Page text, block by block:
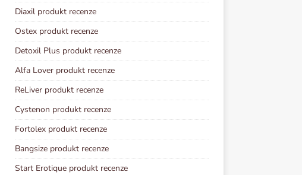
Diaxil produkt recenze
Ostex produkt recenze
Detoxil Plus produkt recenze
Alfa Lover produkt recenze
ReLiver produkt recenze
Cystenon produkt recenze
Fortolex produkt recenze
Bangsize produkt recenze
Start Erotique produkt recenze